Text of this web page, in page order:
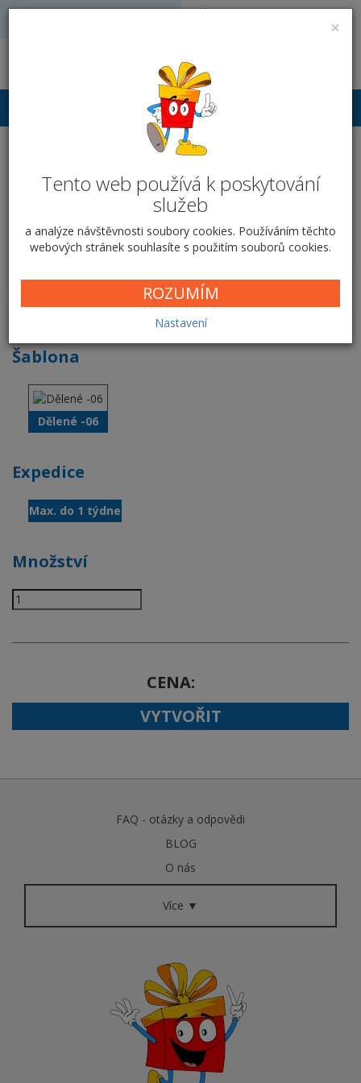
×
Tento web používá k poskytování
služeb
a analýze návštěvnosti soubory cookies. Používáním těchto
webových stránek souhlasíte s použitím souborů cookies.
ROZUMÍM
Nastavení
Volejte: 728 051 909
Přihlášení
Vizitky - Make-up štětce
Tiskoviny Vizitky Make-up štětce
Make-up štětce
Cena od 5,00 Kč
Šablona
Dělené -06
Expedice
Max. do 1 týdne
Množství
CENA
VYTVOŘIT
FAQ - otázky a odpovědi
BLOG
O nás
Více ▼